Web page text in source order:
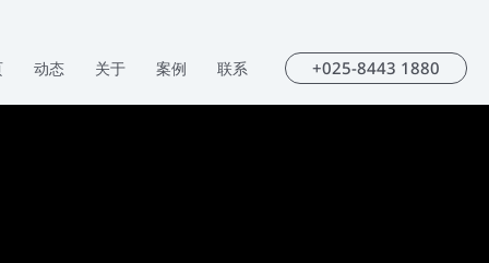
动态 关于 案例 联系 +025-8443 1880